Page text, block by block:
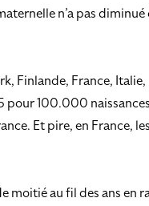
n’a pas
Finlande, France,
pour 100.000
Et pire, en France,
au fil des ans en